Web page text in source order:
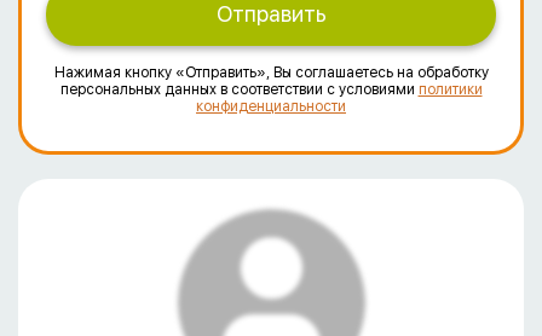
Отправить
Нажимая кнопку «Отправить», Вы соглашаетесь на обработку
персональных данных в соответствии с условиями политики
конфиденциальности